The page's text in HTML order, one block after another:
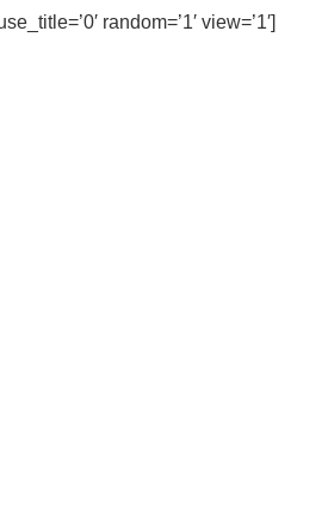
random=’1′ view=’1′]